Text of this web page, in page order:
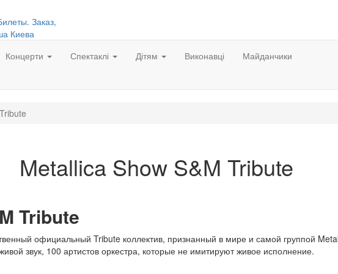
Концерти Спектаклі Дітям Виконавці Майданчики
Metallica Show S&M Tribute
Tribute
официальный Tribute коллектив, признанный в мире и самой группой
звук, 100 артистов оркестра, которые не имитируют живое исполнение.